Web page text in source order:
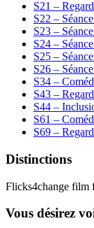
S21 –
S22 –
S23 –
S24 –
S25 –
S26 –
S34 –
S43 –
S44 –
S61 –
S69 –
Distinctions
Flicks4change film
Vous désirez